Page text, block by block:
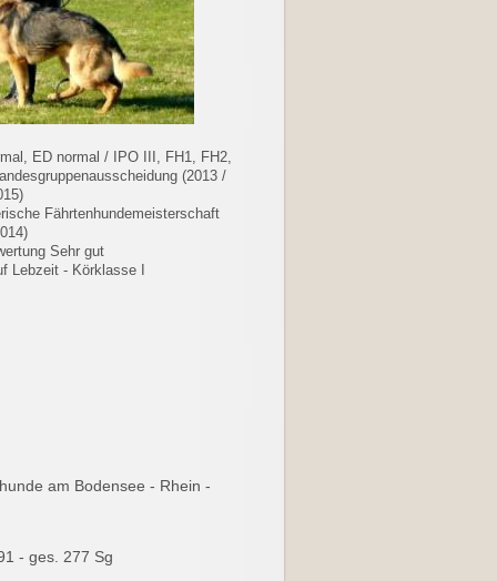
ED normal / IPO III, FH1, FH2,
(2013 /
Fährtenhundemeisterschaft
Sehr gut
Lebzeit - Körklasse I
am Bodensee - Rhein -
- ges. 277 Sg